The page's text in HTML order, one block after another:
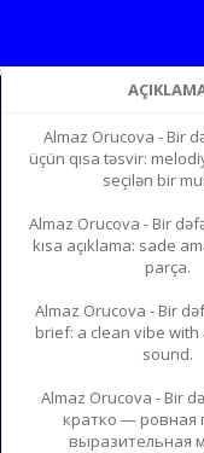
Almaz Orucova - Bir
üçün qısa təsvir:
seçilən bir
Almaz Orucova - Bir
kısa açıklama: sade
parça.
Almaz Orucova - Bir
brief: a clean vibe
sound.
Almaz Orucova - Bir
кратко — ровная
выразительная